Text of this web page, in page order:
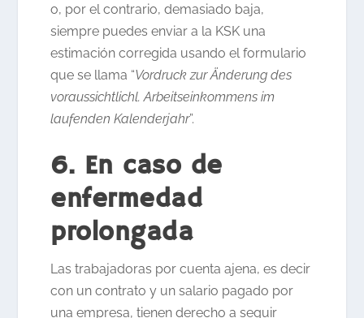
o, por el contrario, demasiado baja,
siempre puedes enviar a la KSK una
estimación corregida usando el formulario
que se llama “Vordruck zur Änderung des
voraussichtlichl. Arbeitseinkommens im
laufenden Kalenderjahr”.
6. En caso de
enfermedad
prolongada
Las trabajadoras por cuenta ajena, es decir
con un contrato y un salario pagado por
una empresa, tienen derecho a seguir